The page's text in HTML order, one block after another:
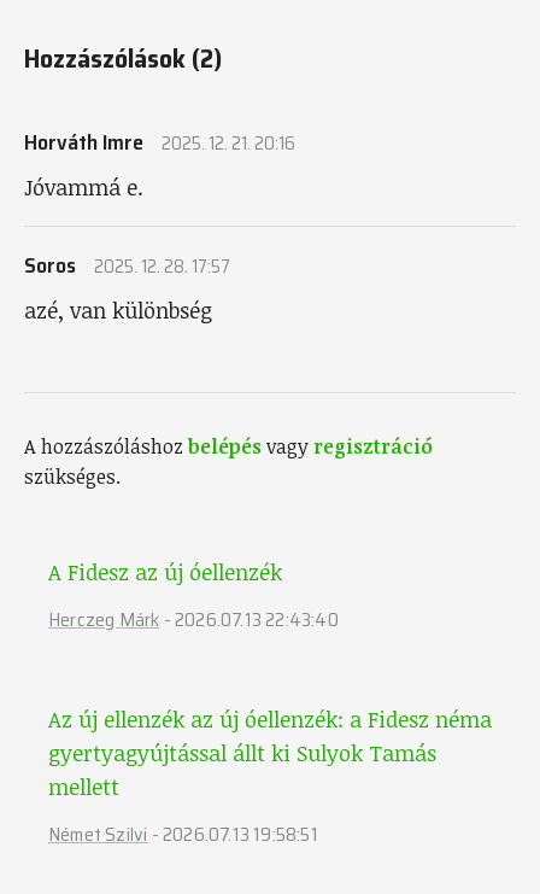
Hozzászólások(2)
Horváth Imre
2025. 12. 21. 20:16
Jóvammá e.
Soros
2025. 12. 28. 17:57
azé, van különbség
A hozzászóláshoz belépésvagy regisztráció
szükséges.
A Fidesz az új óellenzék
Herczeg Márk - 2026.07.13 22:43:40
Az új ellenzék az új óellenzék: a Fidesz néma
gyertyagyújtással állt ki Sulyok Tamás
mellett
Német Szilvi - 2026.07.13 19:58:51